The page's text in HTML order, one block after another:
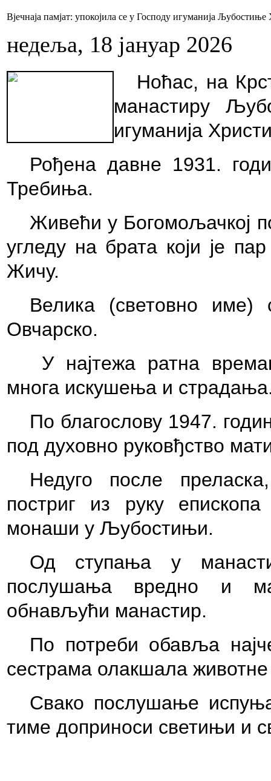
Вјечнаја памјат: упокојила се у Господу игуманија
недеља, 18 јануар 2026
Ноћас, на
манастиру
игуманија
Рођена давне 1931.
Требиња.
Живећи у Богомољачкој
угледу на брата који је
Жичу.
Велика(световно име)
Овчарско.
У најтежа ратна
многа искушења и
По благослову 1947.
под духовно руковђство
Недуго после преласка,
постриг из руку
монаши у Љубостињи.
Од ступања у
послушања вредно и
обнављући манастир.
По потреби обавља најч
сестрама олакшала ж
Свако послушање
тиме доприноси светињи и